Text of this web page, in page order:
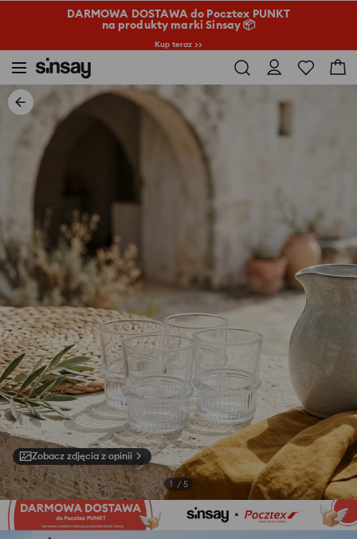
DARMOWA DOSTAWA do Pocztex PUNKT
na produkty marki Sinsay 📦
Kup teraz >>
Zobacz zdjęcia z opinii
1 / 5